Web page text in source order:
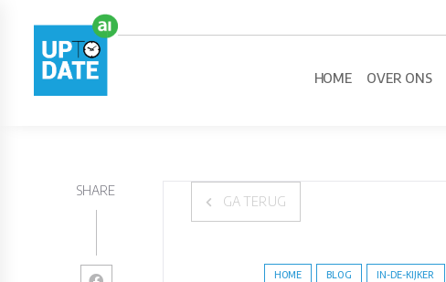
HOME OVER ONS
SHARE
GA TERUG
HOME BLOG IN-DE-KIJKER